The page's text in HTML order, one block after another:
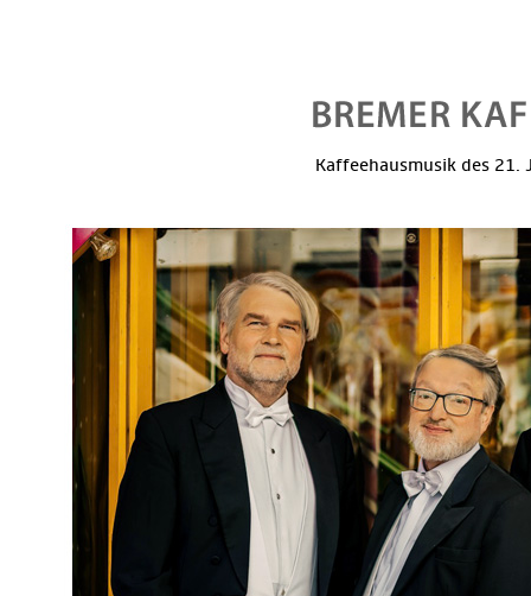
Kaffeehausmusik des 21.